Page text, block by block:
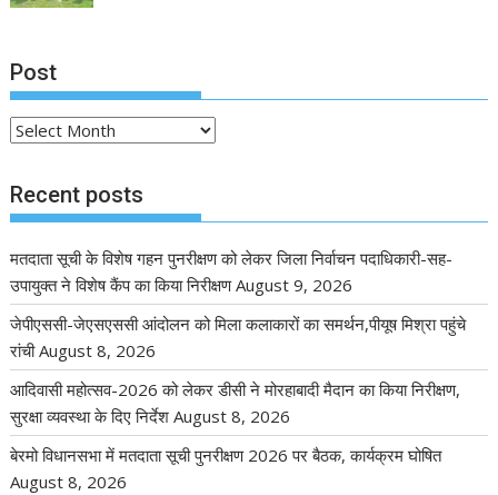
Post
Post
Recent posts
मतदाता सूची के विशेष गहन पुनरीक्षण को लेकर जिला निर्वाचन पदाधिकारी-सह-
उपायुक्त ने विशेष कैंप का किया निरीक्षण August 9, 2026
जेपीएससी-जेएसएससी आंदोलन को मिला कलाकारों का समर्थन,पीयूष मिश्रा पहुंचे
रांची August 8, 2026
आदिवासी महोत्सव-2026 को लेकर डीसी ने मोरहाबादी मैदान का किया निरीक्षण,
सुरक्षा व्यवस्था के दिए निर्देश August 8, 2026
बेरमो विधानसभा में मतदाता सूची पुनरीक्षण 2026 पर बैठक, कार्यक्रम घोषित
August 8, 2026